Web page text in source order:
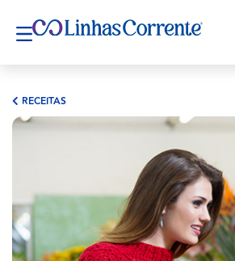
RECEITAS